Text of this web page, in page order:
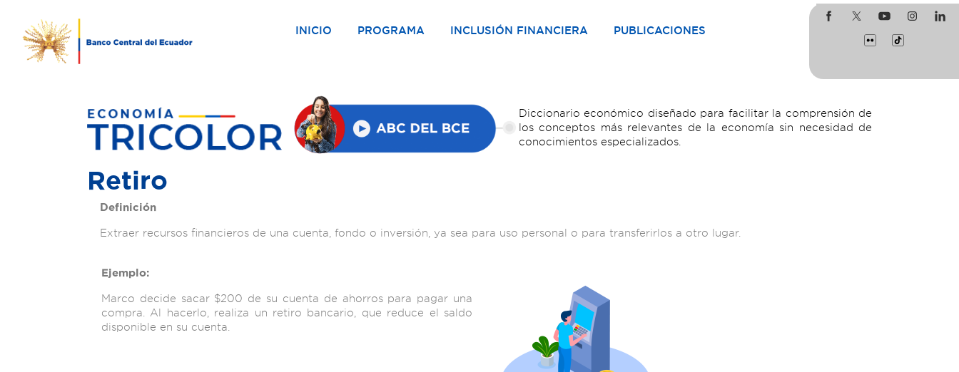
INICIO PROGRAMA INCLUSIÓN FINANCIERA PUBLICACIONES
Diccionario económico diseñado para facilitar la comprensión de
los conceptos más relevantes de la economía sin necesidad de
conocimientos especializados.
Retiro
Definición
Extraer recursos financieros de una cuenta, fondo o inversión, ya sea para uso personal o para transferirlos a otro lugar.
Ejemplo:
Marco decide sacar $200 de su cuenta de ahorros para pagar una
compra. Al hacerlo, realiza un retiro bancario, que reduce el saldo
disponible en su cuenta.